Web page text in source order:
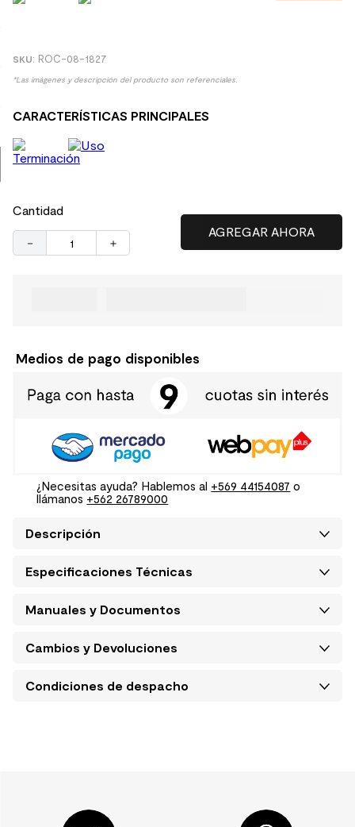
: ROC-08-1827
*Las imágenes y descripción del producto son referenciales.
CARACTERÍSTICAS PRINCIPALES
Cantidad
＋
－
Medios de pago disponibles
¿Necesitas ayuda? Hablemos al +569 44154087 o
llámanos +562 26789000
Descripción
Especificaciones Técnicas
Manuales y Documentos
Cambios y Devoluciones
Condiciones de despacho